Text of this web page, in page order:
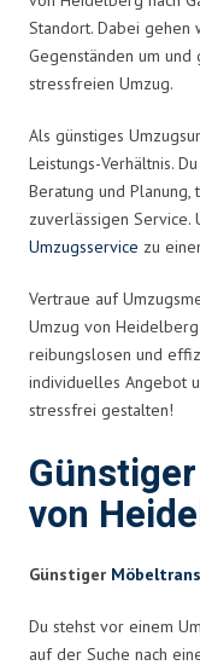
Standort. Dabei
Gegenständen um
stressfreien Umzug.
Als günstiges
Leistungs-Verhältnis.
Beratung und Planung,
zuverlässigen Service.
Umzugsservice zu
Vertraue auf
Umzug von
reibungslosen und
individuelles Angebot
stressfrei gestalten!
von
Günstiger
Du stehst vor einem
auf der Suche nach